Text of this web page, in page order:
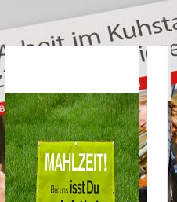
mit in den Stall genommen